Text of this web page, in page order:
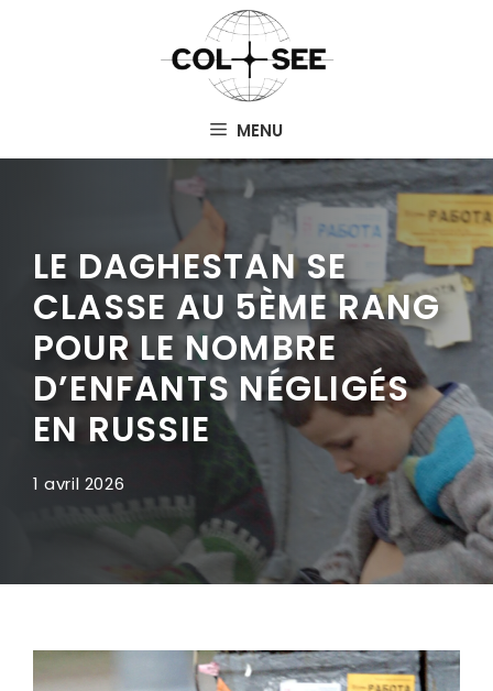
MENU
LE DAGHESTAN SE
CLASSE AU 5ÈME RANG
POUR LE NOMBRE
D’ENFANTS NÉGLIGÉS
EN RUSSIE
1 avril 2026